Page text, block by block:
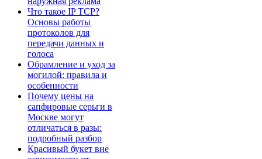
Что такое IP TCP?
Основы работы
протоколов для
передачи данных и
голоса
Обрамление и уход за
могилой: правила и
особенности
Почему цены на
сапфировые серьги в
Москве могут
отличаться в разы:
подробный разбор
Красивый букет вне